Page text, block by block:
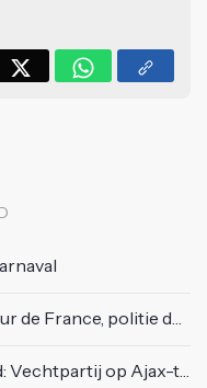
politie deelt bodycheck uit
tussen supporters en stewards